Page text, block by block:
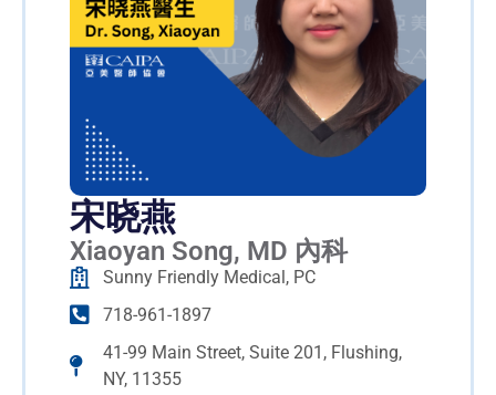
宋晓燕
Xiaoyan Song, MD 內科
Sunny Friendly Medical, PC
718-961-1897
41-99 Main Street, Suite 201, Flushing,
NY, 11355